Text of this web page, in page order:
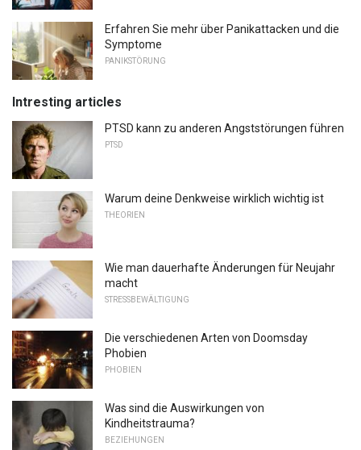
Erfahren Sie mehr über Panikattacken und die
Symptome
PANIKSTÖRUNG
Intresting articles
PTSD kann zu anderen Angststörungen führen
PTSD
Warum deine Denkweise wirklich wichtig ist
THEORIEN
Wie man dauerhafte Änderungen für Neujahr
macht
STRESSBEWÄLTIGUNG
Die verschiedenen Arten von Doomsday
Phobien
PHOBIEN
Was sind die Auswirkungen von
Kindheitstrauma?
BEZIEHUNGEN